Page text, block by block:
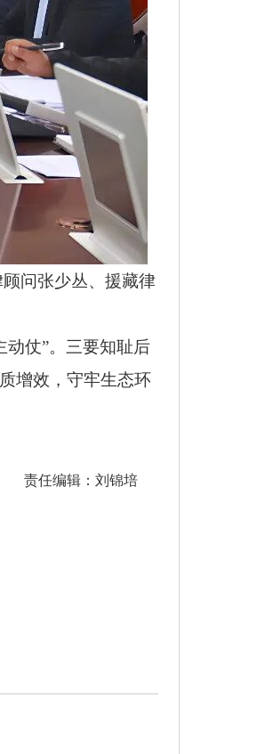
问张少丛、援藏律
动仗”。三要知耻后
增效，守牢生态环
责任编辑：刘锦培